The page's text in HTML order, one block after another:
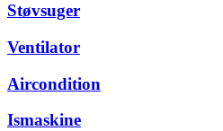
Støvsuger
Ventilator
Aircondition
Ismaskine